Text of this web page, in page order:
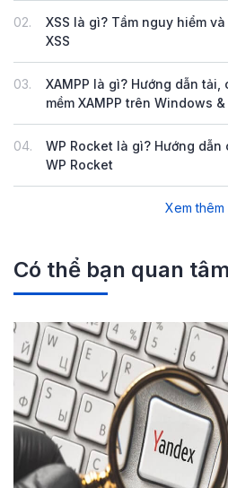
02.
XSS là gì? Tầm nguy hiểm
XSS
03.
XAMPP là gì? Hướng dẫn
mềm XAMPP trên Windows
04.
WP Rocket là gì? Hướng
WP Rocket
Xem thêm
Có thể bạn quan tâm